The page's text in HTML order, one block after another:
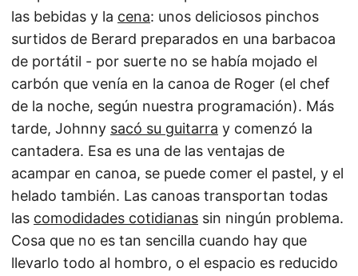
las bebidas y la cena: unos deliciosos pinchos
surtidos de Berard preparados en una barbacoa
de portátil - por suerte no se había mojado el
carbón que venía en la canoa de Roger (el chef
de la noche, según nuestra programación). Más
tarde, Johnny sacó su guitarra y comenzó la
cantadera. Esa es una de las ventajas de
acampar en canoa, se puede comer el pastel, y el
helado también. Las canoas transportan todas
las comodidades cotidianas sin ningún problema.
Cosa que no es tan sencilla cuando hay que
llevarlo todo al hombro, o el espacio es reducido